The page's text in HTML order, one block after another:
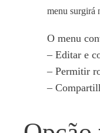
menu surgirá
O menu
– Editar e
– Permitir
–